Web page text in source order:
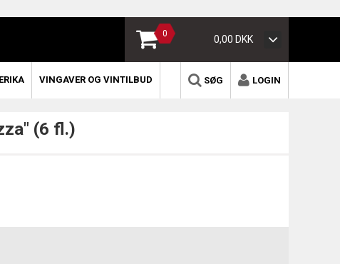
0 0,00 DKK
VINGAVER OG VINTILBUD LOGIN
SØG
(6 fl.)